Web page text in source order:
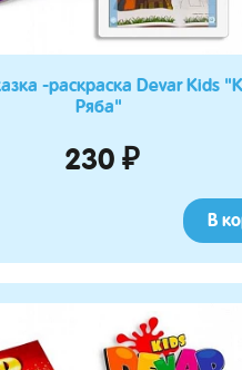
-раскраска Devar Kids
Ряба"
230 ₽
В